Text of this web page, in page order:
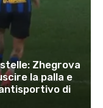
Zhegrova
la palla e
di